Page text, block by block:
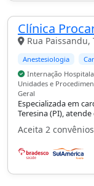
Clínica
Rua Paissandu,
Anestesiologia
Internação
Unidades e
Geral
Especializada em
Teresina (PI),
cirurgia cardíaca e
laboratório e pronto-
Aceita 2